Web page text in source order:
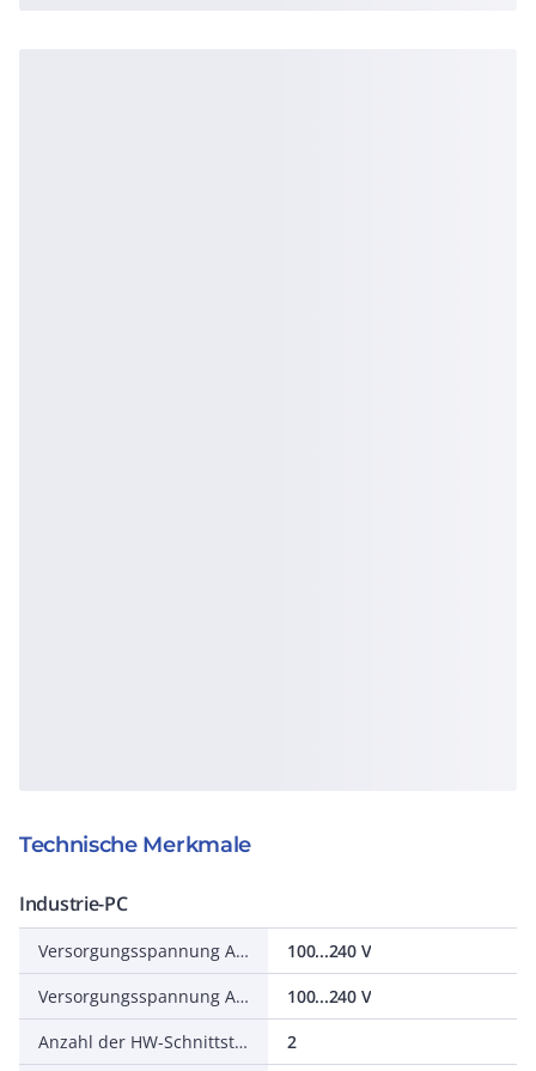
Technische Merkmale
Industrie-PC
Versorgungsspannung AC 50 Hz
100...240 V
Versorgungsspannung AC 60 Hz
100...240 V
Anzahl der HW-Schnittstellen Industrial Ethernet
2